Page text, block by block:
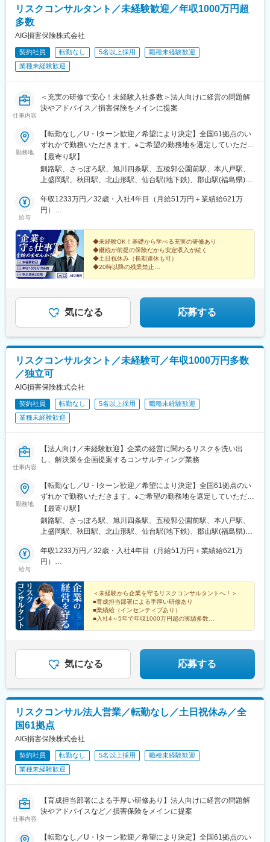
大通駅、千代台駅、青葉通一番町駅、麻布十番駅、富山駅、福井
駅、清輝橋駅、県庁前駅(広島県)、高松駅(香川県)、はりまや橋
甲東中学校前駅、美栄橋駅
リスクコンサルタント／未経験歓迎／年収1000万円超
多数
AIG損害保険株式会社
契約社員 転勤なし 5名以上採用
職種未経験歓迎
業種未経験歓迎
仕事内容
＜充実の研修で安心！未経験入社多数＞法人向けに経営の問題解
決やアドバイス／損害保険をメインに提案
勤務地
【転勤なし／U・Iターン歓迎／希望により決定】全国61拠点のい
ずれかで勤務いただきます。※ご希望の勤務地を選定していただけ
ます。※現住所と希望勤務地が異なる場合、面接は現住所の近くで
行うことも可能です。★受動喫煙対策：敷地内喫煙可能場所あり
（勤務先に応じて変動の可能性あり）
【最寄り駅】
釧路駅、さっぽろ駅、旭川四条駅、五稜郭公園前駅、本八戸駅、
上盛岡駅、秋田駅、北山形駅、仙台駅(地下鉄)、郡山駅(福島県)、
水戸駅、つくば駅、東武宇都宮駅、前橋駅、大宮駅(埼玉県)、海浜
幕張駅、甲府駅、松本駅、新潟駅、インテック本社前駅、北鉄金
駅、豊橋公園前駅、津新町駅、大阪梅田駅(阪急線)、大阪阿部野橋
駅、草津駅(滋賀県)、丹波口駅、三宮駅(神戸新交通)、姫路駅、新
大宮駅、和歌山駅、東中央町駅、紙屋町東駅、徳山駅、鳥取駅、
松江駅、片原町駅(香川県)、蓮池町通駅、阿波富田駅、市役所前駅
(愛媛県)、赤坂駅(福岡県)、平和通駅、西鉄久留米駅、佐賀駅、桜
駅(沖縄県)、札幌駅、中央病院前駅、あおば通駅、六本木一丁目
駅、京王八王子駅、金手駅、西松本駅、富山駅北駅、仁愛女子高
校駅、上前津駅、新静岡駅、新浜松駅、札木駅、大阪駅、天王寺
大通駅、千代台駅、青葉通一番町駅、麻布十番駅、富山駅、福井
駅、第一通り駅、東八町駅、梅田駅(地下鉄)、天王寺駅、三ノ宮
駅、清輝橋駅、県庁前駅(広島県)、高松駅(香川県)、はりまや橋
甲東中学校前駅、美栄橋駅
給与
年収1233万円／32歳・入社4年目（月給51万円＋業績給621万
円）
◆未経験OK！基礎から学べる充実の研修あり
◆継続が前提の保険だから安定収入が続く
◆土日祝休み（長期連休も可）
◆20時以降の残業禁止
気になる 応募する
リスクコンサルタント／未経験可／年収1000万円多数
／独立可
AIG損害保険株式会社
契約社員 転勤なし 5名以上採用
職種未経験歓迎
業種未経験歓迎
仕事内容
【法人向け／未経験歓迎】企業の経営に関わるリスクを洗い出
し、解決策を企画提案するコンサルティング業務
勤務地
【転勤なし／U・Iターン歓迎／希望により決定】全国61拠点のい
ずれかで勤務いただきます。※ご希望の勤務地を選定していただけ
ます。※現住所と希望勤務地が異なる場合、面接は現住所の近くで
行うことも可能です。★受動喫煙対策：敷地内喫煙可能場所あり
（勤務先に応じて変動の可能性あり）
【最寄り駅】
釧路駅、さっぽろ駅、旭川四条駅、五稜郭公園前駅、本八戸駅、
上盛岡駅、秋田駅、北山形駅、仙台駅(地下鉄)、郡山駅(福島県)、
水戸駅、つくば駅、東武宇都宮駅、前橋駅、大宮駅(埼玉県)、海浜
幕張駅、甲府駅、松本駅、新潟駅、インテック本社前駅、北鉄金
駅、豊橋公園前駅、津新町駅、大阪梅田駅(阪急線)、大阪阿部野橋
駅、草津駅(滋賀県)、丹波口駅、三宮駅(神戸新交通)、姫路駅、新
大宮駅、和歌山駅、東中央町駅、紙屋町東駅、徳山駅、鳥取駅、
松江駅、片原町駅(香川県)、蓮池町通駅、阿波富田駅、市役所前駅
(愛媛県)、赤坂駅(福岡県)、平和通駅、西鉄久留米駅、佐賀駅、桜
駅(沖縄県)、札幌駅、中央病院前駅、あおば通駅、六本木一丁目
駅、京王八王子駅、金手駅、西松本駅、富山駅北駅、仁愛女子高
校駅、上前津駅、新静岡駅、新浜松駅、札木駅、大阪駅、天王寺
大通駅、千代台駅、青葉通一番町駅、麻布十番駅、富山駅、福井
駅、第一通り駅、東八町駅、梅田駅(地下鉄)、天王寺駅、三ノ宮
駅、清輝橋駅、県庁前駅(広島県)、高松駅(香川県)、はりまや橋
甲東中学校前駅、美栄橋駅
給与
年収1233万円／32歳・入社4年目（月給51万円＋業績給621万
円）
＜未経験から企業を守るリスクコンサルタントへ！＞
■育成担当部署による手厚い研修あり
■業績給（インセンティブあり）
■入社4～5年で年収1000万円超の実績多数
気になる 応募する
リスクコンサル法人営業／転勤なし／土日祝休み／全
国61拠点
AIG損害保険株式会社
契約社員 転勤なし 5名以上採用
職種未経験歓迎
業種未経験歓迎
仕事内容
【育成担当部署による手厚い研修あり】法人向けに経営の問題解
決やアドバイスなど／損害保険をメインに提案
【転勤なし／U・Iターン歓迎／希望により決定】全国61拠点のい